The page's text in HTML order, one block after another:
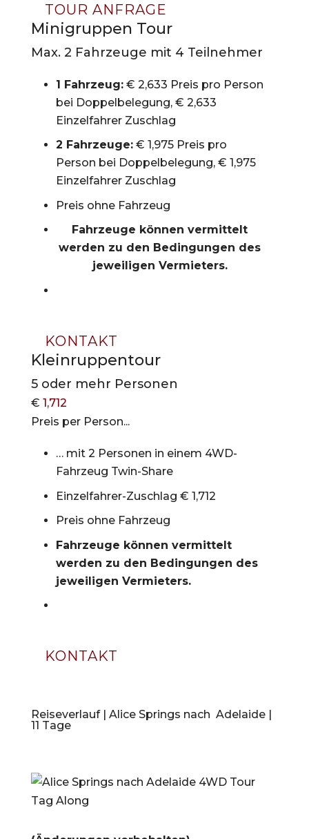
TOUR ANFRAGE
Minigruppen Tour
Max. 2 Fahrzeuge mit 4 Teilnehmer
1 Fahrzeug:€ 2,633 Preis pro Person
bei Doppelbelegung, € 2,633
Einzelfahrer Zuschlag
2 Fahrzeuge:€ 1,975 Preis pro
Person bei Doppelbelegung, € 1,975
Einzelfahrer Zuschlag
Preis ohne Fahrzeug
Fahrzeuge können vermittelt
werden zu den Bedingungen des
jeweiligen Vermieters.
KONTAKT
Kleinruppentour
5 oder mehr Personen
€ 1,712
Preis per Person...
… mit 2 Personen in einem 4WD-
Fahrzeug Twin-Share
Einzelfahrer-Zuschlag € 1,712
Preis ohne Fahrzeug
Fahrzeuge können vermittelt
werden zu den Bedingungen des
jeweiligen Vermieters.
KONTAKT
Reiseverlauf | Alice Springs nach Adelaide |
11 Tage